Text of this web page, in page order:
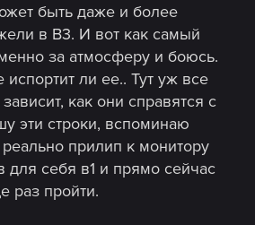
быть даже и более
в В3. И вот как самый
за атмосферу и боюсь.
ли ее.. Тут уж все
как они справятся с
эти строки, вспоминаю
прилип к монитору
для себя в1 и прямо сейчас
раз пройти.